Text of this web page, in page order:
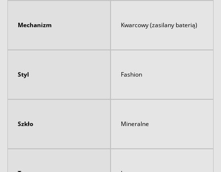
Mechanizm Kwarcowy (zasilany baterią)
Styl Fashion
Szkło Mineralne